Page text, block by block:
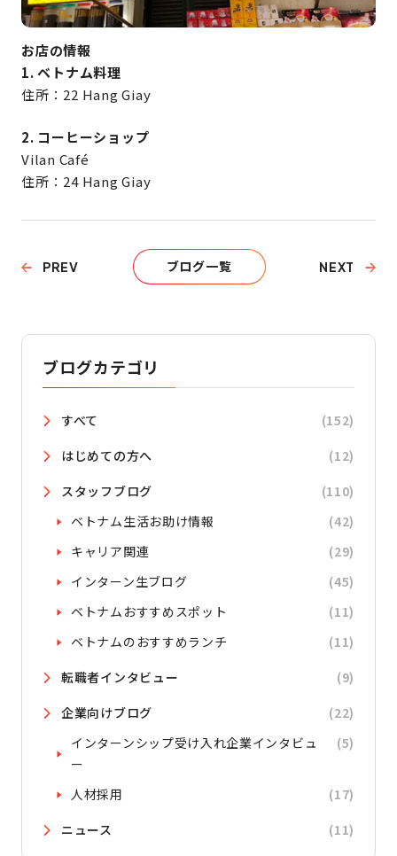
お店の情報
1. ベトナム料理
住所：22 Hang Giay
2. コーヒーショップ
Vilan Café
住所：24 Hang Giay
PREV ブログ一覧 NEXT
ブログカテゴリ
すべて
(152)
はじめての方へ
(12)
スタッフブログ
(110)
ベトナム生活お助け情報
(42)
キャリア関連
(29)
インターン生ブログ
(45)
ベトナムおすすめスポット
(11)
ベトナムのおすすめランチ
(11)
転職者インタビュー
(9)
企業向けブログ
(22)
インターンシップ受け入れ企業インタビュ
ー
(5)
人材採用
(17)
ニュース
(11)